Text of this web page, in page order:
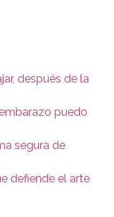
después de la
puedo
segura de
defiende el arte